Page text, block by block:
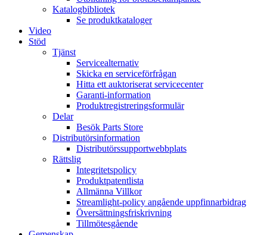
Katalogbibliotek
Se produktkataloger
Video
Stöd
Tjänst
Servicealternativ
Skicka en serviceförfrågan
Hitta ett auktoriserat servicecenter
Garanti-information
Produktregistreringsformulär
Delar
Besök Parts Store
Distributörsinformation
Distributörssupportwebbplats
Rättslig
Integritetspolicy
Produktpatentlista
Allmänna Villkor
Streamlight-policy angående uppfinnarbidrag
Översättningsfriskrivning
Tillmötesgående